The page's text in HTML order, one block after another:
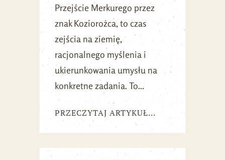
Przejście Merkurego przez
znak Koziorożca, to czas
zejścia na ziemię,
racjonalnego myślenia i
ukierunkowania umysłu na
konkretne zadania. To...
PRZECZYTAJ ARTYKUŁ...